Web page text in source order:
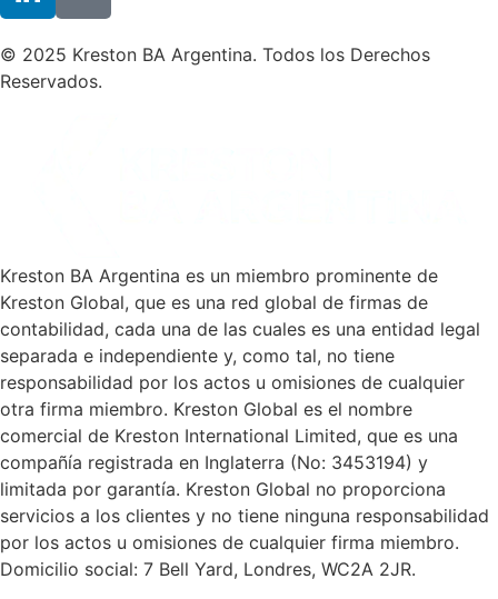
© 2025 Kreston BA Argentina. Todos los Derechos
Reservados.
Kreston BA Argentina es un miembro prominente de
Kreston Global, que es una red global de firmas de
contabilidad, cada una de las cuales es una entidad legal
separada e independiente y, como tal, no tiene
responsabilidad por los actos u omisiones de cualquier
otra firma miembro. Kreston Global es el nombre
comercial de Kreston International Limited, que es una
compañía registrada en Inglaterra (No: 3453194) y
limitada por garantía. Kreston Global no proporciona
servicios a los clientes y no tiene ninguna responsabilidad
por los actos u omisiones de cualquier firma miembro.
Domicilio social: 7 Bell Yard, Londres, WC2A 2JR.